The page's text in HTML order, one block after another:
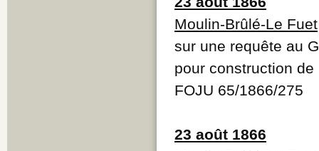
Moulin-Brûlé-Le Fuet
sur une requête au
pour construction de
FOJU 65/1866/275
23 août 1866